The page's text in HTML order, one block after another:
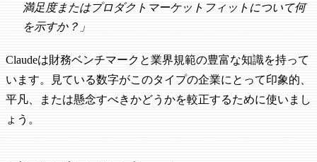
満足度またはプロダクトマーケットフィットについて何
を示すか？」
Claudeは財務ベンチマークと業界規範の豊富な知識を持って
います。見ている数字がこのタイプの企業にとって印象的、
平凡、または懸念すべきかどうかを較正するために使いまし
ょう。